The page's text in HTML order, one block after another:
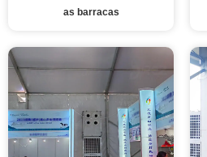
as barracas